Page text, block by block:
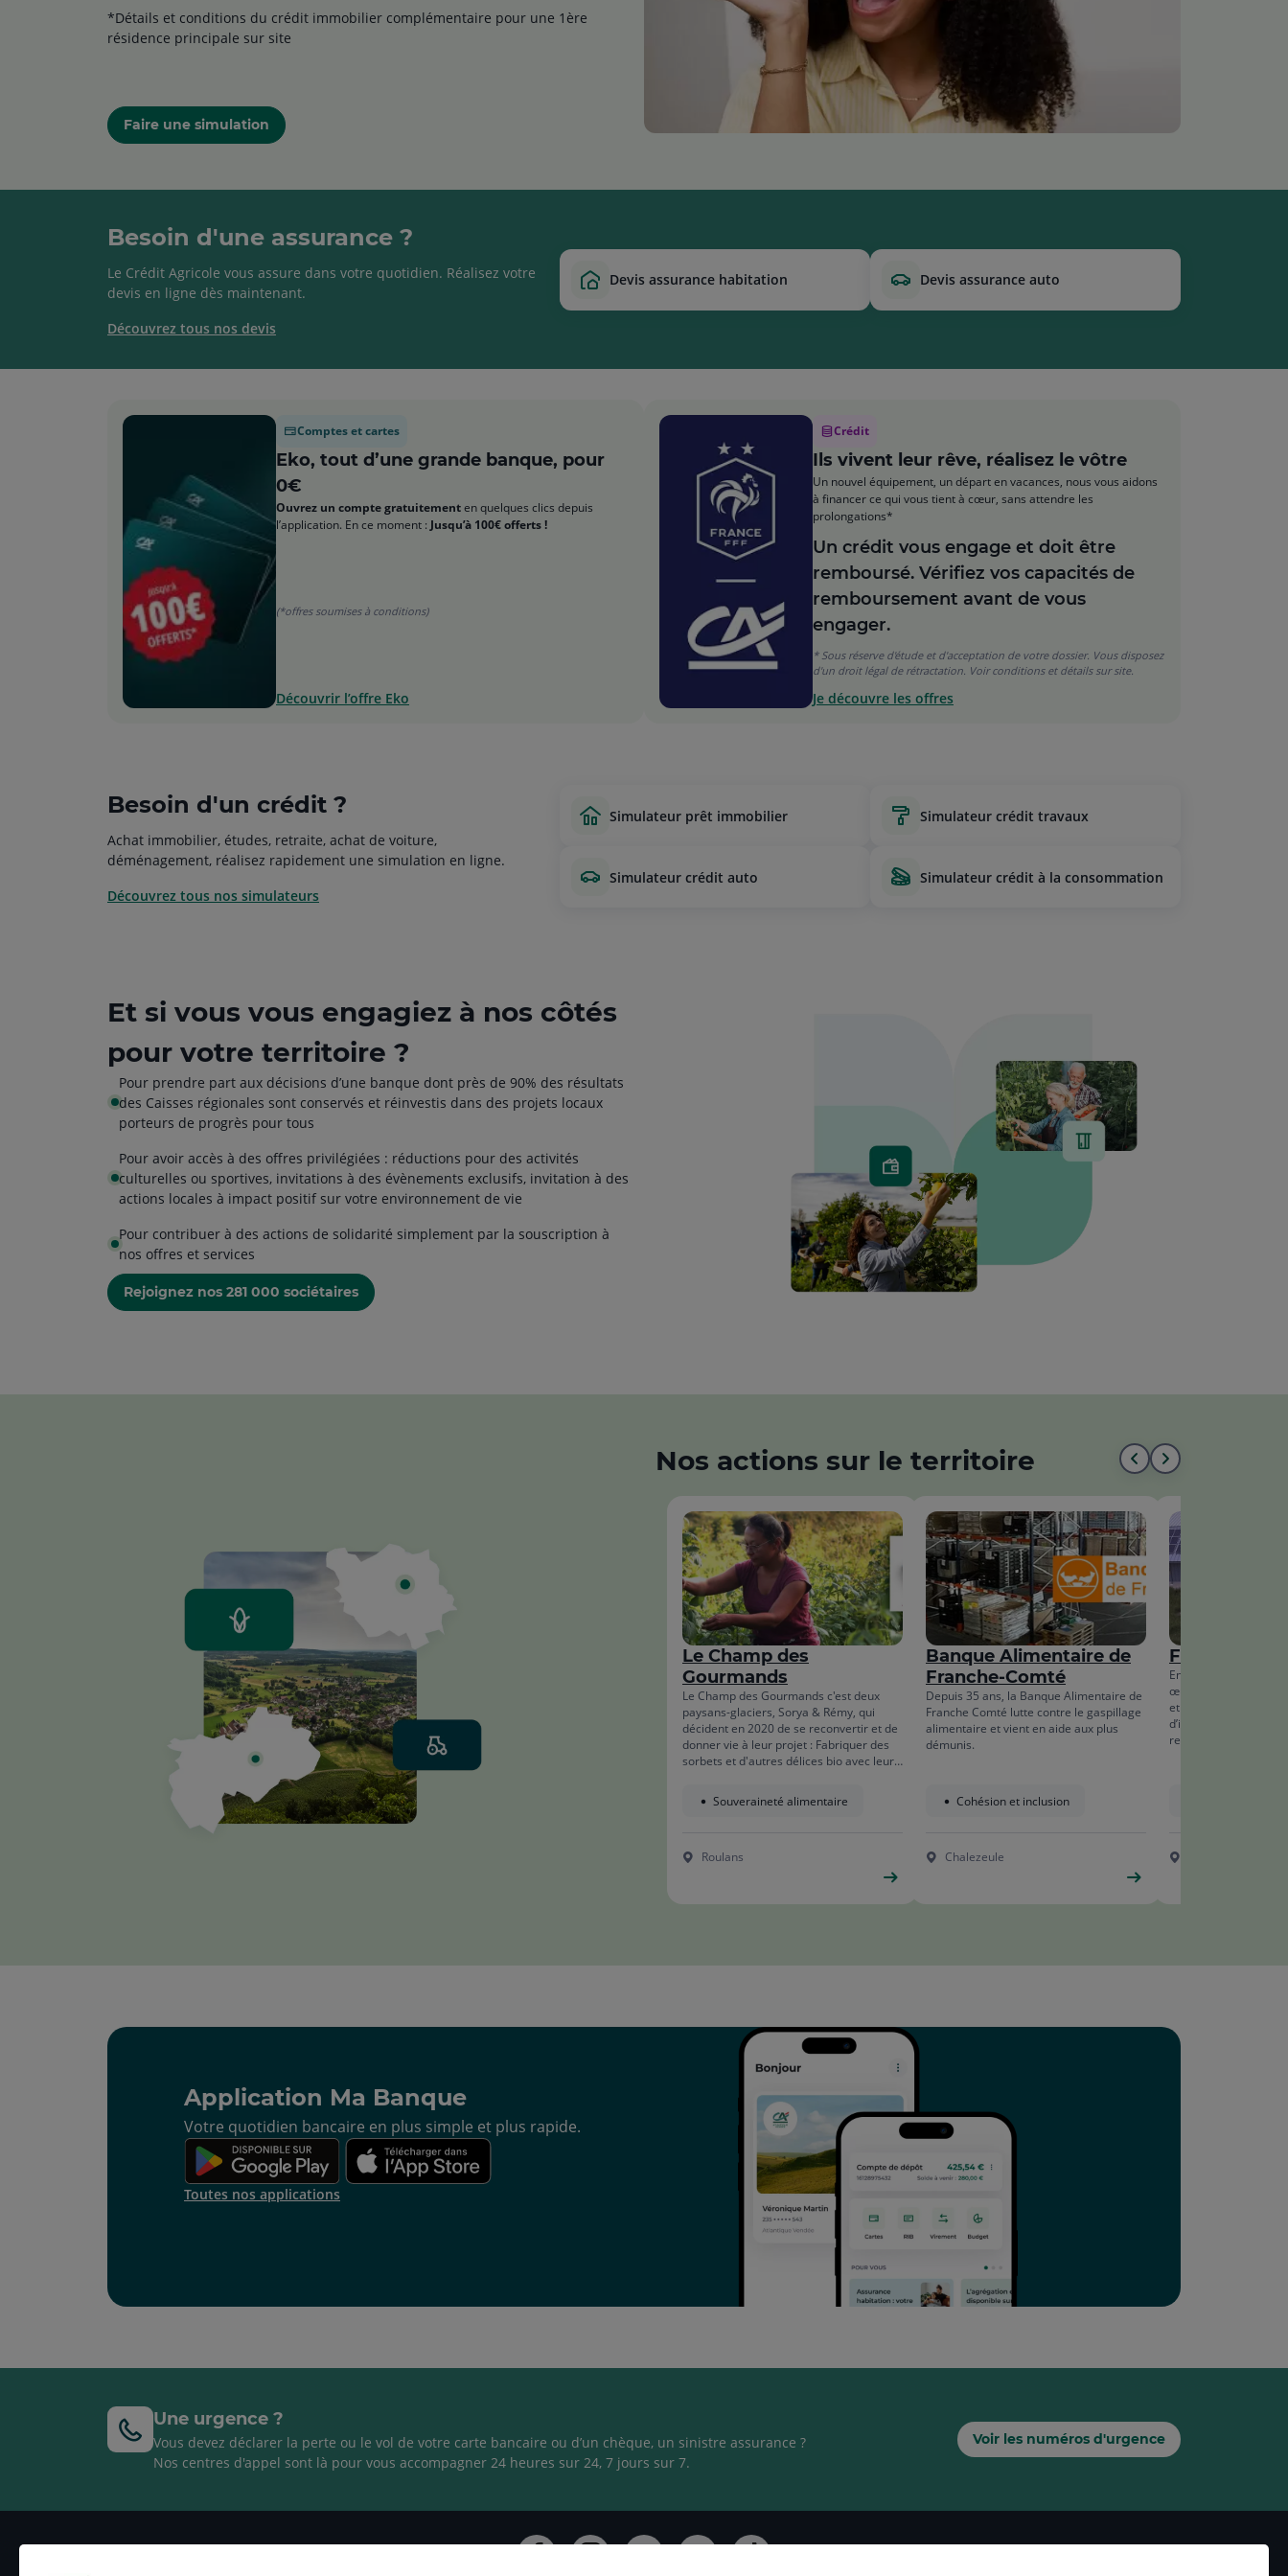
*Détails et conditions du crédit immobilier complémentaire pour une 1ère
résidence principale sur site
Faire une simulation
Besoin d'une assurance ?
Le Crédit Agricole vous assure dans votre quotidien. Réalisez votre
devis en ligne dès maintenant.
Découvrez tous nos devis
devis assurance habitation devis assurance auto
Comptes et cartes
Eko, tout d’une grande banque, pour
0€
Ouvrez un compte gratuitementen quelques clics depuis
l’application. En ce moment : Jusqu’à 100€ offerts !
(*offres soumises à conditions)
Découvrir l’offre Eko
Crédit
Ils vivent leur rêve, réalisez le vôtre
Un nouvel équipement, un départ en vacances, nous vous aidons
à financer ce qui vous tient à cœur, sans attendre les
prolongations*​
Un crédit vous engage et doit être
remboursé. Vérifiez vos capacités de
remboursement avant de vous
engager.
* Sous réserve d'étude et d'acceptation de votre dossier. Vous disposez
d'un droit légal de rétractation. Voir conditions et détails sur site.
Je découvre les offres
Besoin d'un crédit ?
Achat immobilier, études, retraite, achat de voiture,
déménagement, réalisez rapidement une simulation en ligne.
Découvrez tous nos simulateurs
simulateur prêt immobilier simulateur crédit travaux
simulateur crédit auto simulateur crédit à la consommation
Et si vous vous engagiez à nos côtés
pour votre territoire ?
Pour prendre part aux décisions d’une banque dont près de 90% des résultats
des Caisses régionales sont conservés et réinvestis dans des projets locaux
porteurs de progrès pour tous
Pour avoir accès à des offres privilégiées : réductions pour des activités
culturelles ou sportives, invitations à des évènements exclusifs, invitation à des
actions locales à impact positif sur votre environnement de vie
Pour contribuer à des actions de solidarité simplement par la souscription à
nos offres et services
Rejoignez nos 281 000 sociétaires
Nos actions sur le territoire
Aller
au
début
de
la
liste
Aller
à
la
fin
de
la
liste
Le Champ des
Gourmands
Le Champ des Gourmands c'est deux
paysans-glaciers, Sorya & Rémy, qui
décident en 2020 de se reconvertir et de
donner vie à leur projet : Fabriquer des
sorbets et d'autres délices bio avec leur
principes de l'agriculture régénératrice
et en favorisant la biodiversité.
Souveraineté alimentaire
Roulans
Banque Alimentaire de
Franche-Comté
Depuis 35 ans, la Banque Alimentaire de
Franche Comté lutte contre le gaspillage
alimentaire et vient en aide aux plus
démunis.
Cohésion et inclusion
Chalezeule
Fruitière à
Entreprise
œuvrant à travers
et le financement de
d’installations de
renouvelable.
Application Ma Banque
Votre quotidien bancaire en plus simple et plus rapide.
Toutes nos applications
Une urgence ?
Vous devez déclarer la perte ou le vol de votre carte bancaire ou d’un chèque, un sinistre assurance ?
Nos centres d'appel sont là pour vous accompagner 24 heures sur 24, 7 jours sur 7.
Voir les numéros d'urgence